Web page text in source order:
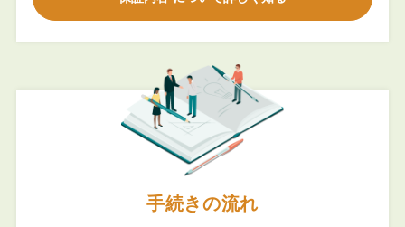
手続きの流れ